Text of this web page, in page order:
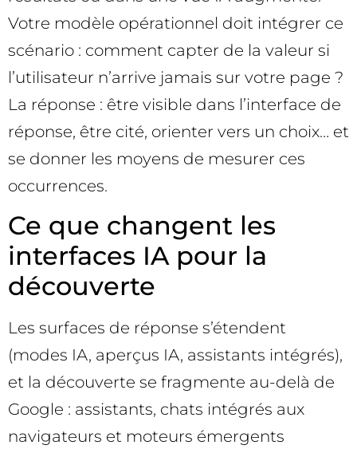
Votre modèle opérationnel doit intégrer ce
scénario : comment capter de la valeur si
l’utilisateur n’arrive jamais sur votre page ?
La réponse : être visible dans l’interface de
réponse, être cité, orienter vers un choix… et
se donner les moyens de mesurer ces
occurrences.
Ce que changent les
interfaces IA pour la
découverte
Les surfaces de réponse s’étendent
(modes IA, aperçus IA, assistants intégrés),
et la découverte se fragmente au-delà de
Google : assistants, chats intégrés aux
navigateurs et moteurs émergents